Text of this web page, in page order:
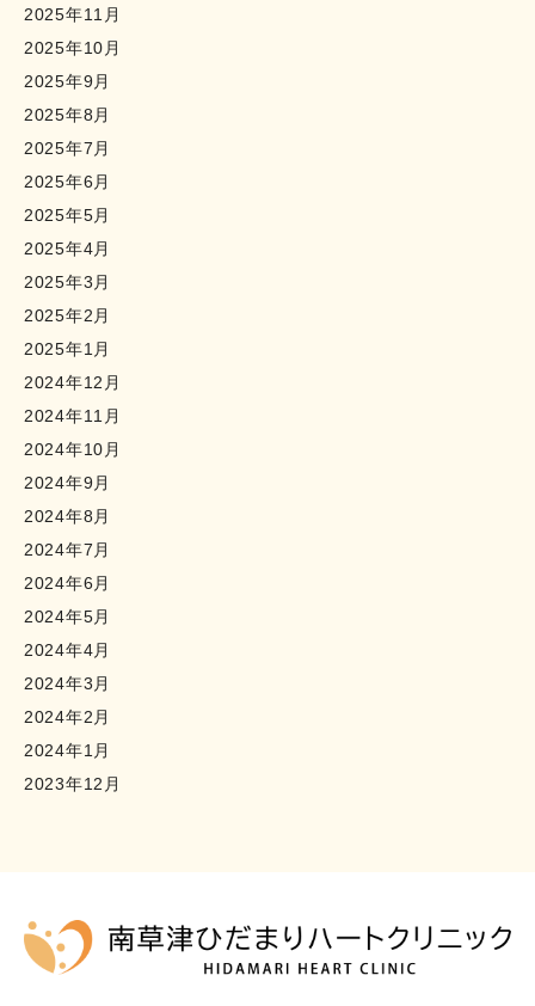
2025年11月
2025年10月
2025年9月
2025年8月
2025年7月
2025年6月
2025年5月
2025年4月
2025年3月
2025年2月
2025年1月
2024年12月
2024年11月
2024年10月
2024年9月
2024年8月
2024年7月
2024年6月
2024年5月
2024年4月
2024年3月
2024年2月
2024年1月
2023年12月